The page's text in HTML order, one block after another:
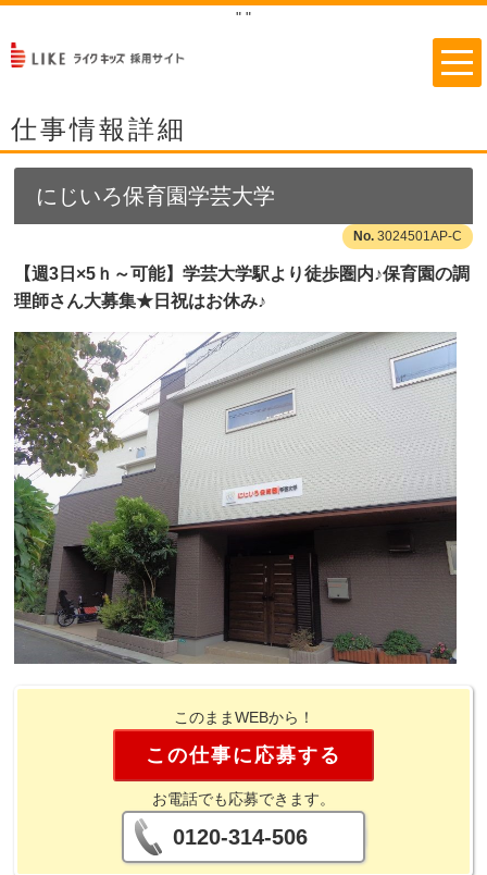
" "
仕事情報詳細
にじいろ保育園学芸大学
3024501AP-C
【週3日×5ｈ～可能】学芸大学駅より徒歩圏内♪保育園の調
理師さん大募集★日祝はお休み♪
このままWEBから！
この仕事に応募する
お電話でも応募できます。
0120-314-506